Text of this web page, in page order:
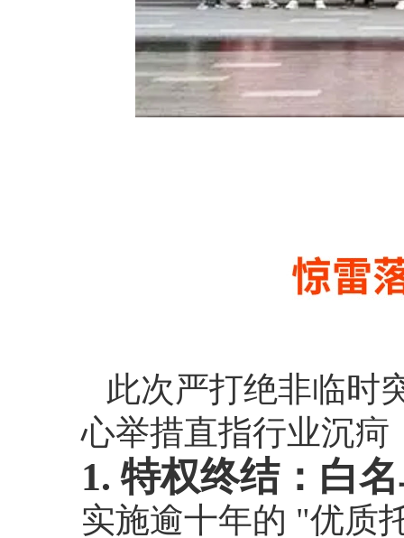
此次严打绝非临时
心举措直指行业沉疴
1. 特权终结：白
实施逾十年的 "优质